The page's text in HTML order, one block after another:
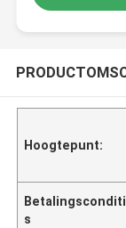
Hoogtepunt:
s